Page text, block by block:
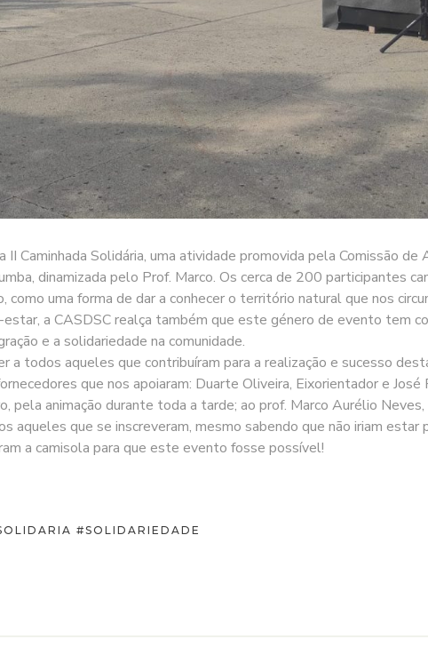
Caminhada Solidária, uma atividade promovida pela Comissão
dinamizada pelo Prof. Marco. Os cerca de 200 participantes
como uma forma de dar a conhecer o território natural que nos
a CASDSC realça também que este género de evento tem
e a solidariedade na comunidade.
a todos aqueles que contribuíram para a realização e sucesso
que nos apoiaram: Duarte Oliveira, Eixorientador e
pela animação durante toda a tarde; ao prof. Marco Aurélio
aqueles que se inscreveram, mesmo sabendo que não iriam
a camisola para que este evento fosse possível!
#SOLIDARIEDADE